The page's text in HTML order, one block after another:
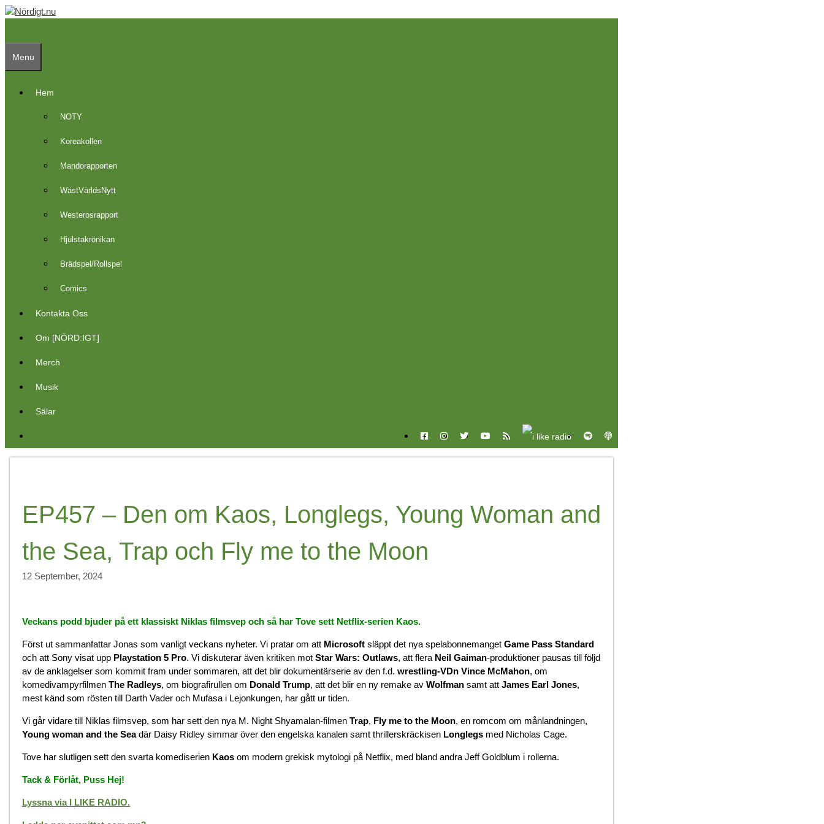
Skip
Menu
Hem
NOTY
Koreakollen
Mandorapporten
WästVärldsNytt
Westerosrapport
Hjulstakrönikan
Brädspel/Rollspel
Comics
Kontakta Oss
Om [NÖRD:IGT]
Merch
Musik
Sälar
EP457 – Den om Kaos, Longlegs, Young Woman and
the Sea, Trap och Fly me to the Moon
12 September, 2024
Veckans podd bjuder på ett klassiskt Niklas filmsvep och så har Tove sett Netflix-serien Kaos.
Först ut sammanfattar Jonas som vanligt veckans nyheter. Vi pratar om att Microsoft släppt det nya spelabonnemanget Game Pass Standard
och att Sony visat upp Playstation 5 Pro. Vi diskuterar även kritiken mot Star Wars: Outlaws, att flera Neil Gaiman-produktioner pausas till följd
av de anklagelser som kommit fram under sommaren, att det blir dokumentärserie av den f.d. wrestling-VDn Vince McMahon, om
komedivampyrfilmen The Radleys, om biografirullen om Donald Trump, att det blir en ny remake av Wolfman samt att James Earl Jones,
mest känd som rösten till Darth Vader och Mufasa i Lejonkungen, har gått ur tiden.
Vi går vidare till Niklas filmsvep, som har sett den nya M. Night Shyamalan-filmen Trap, Fly me to the Moon, en romcom om månlandningen,
Young woman and the Seadär Daisy Ridley simmar över den engelska kanalen samt thrillerskräckisen Longlegs med Nicholas Cage.
Tove har slutligen sett den svarta komediserien Kaos om modern grekisk mytologi på Netflix, med bland andra Jeff Goldblum i rollerna.
Tack & Förlåt, Puss Hej!
Lyssna via I LIKE RADIO.